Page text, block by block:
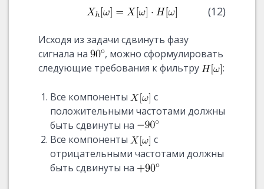
(12)
Исходя из задачи сдвинуть фазу
сигнала на
, можно сформулировать
следующие требования к фильтру
:
Все компоненты
с
положительными частотами должны
быть сдвинуты на
Все компоненты
с
отрицательными частотами должны
быть сдвинуты на